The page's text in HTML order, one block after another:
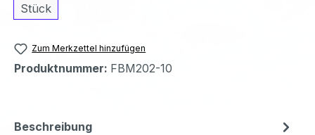
Stück
Zum Merkzettel hinzufügen
Produktnummer: FBM202-10
Beschreibung